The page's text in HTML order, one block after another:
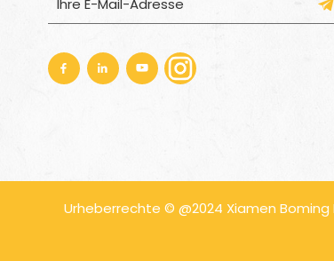
Urheberrechte © @2024 Xiamen